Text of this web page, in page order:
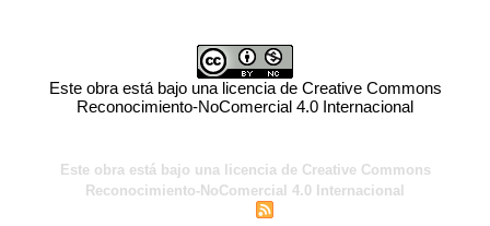
Este obra está bajo una licencia de Creative Commons
Reconocimiento-NoComercial 4.0 Internacional
Este obra está bajo una licencia de Creative Commons
Reconocimiento-NoComercial 4.0 Internacional